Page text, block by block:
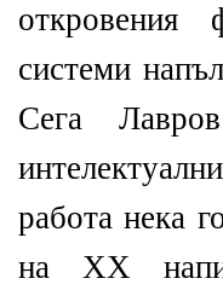
системи
Сега
работа нека
на ХХ